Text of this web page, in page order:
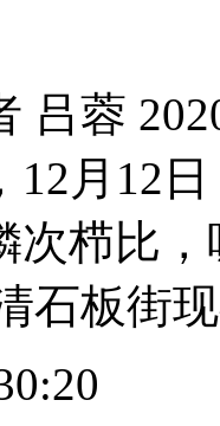
吕蓉
12月12
次栉比
石板街